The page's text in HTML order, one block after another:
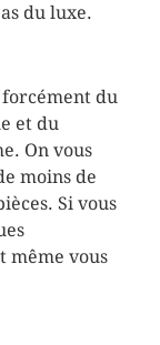
du luxe.
du
et du
On vous
moins de
Si vous
même vous